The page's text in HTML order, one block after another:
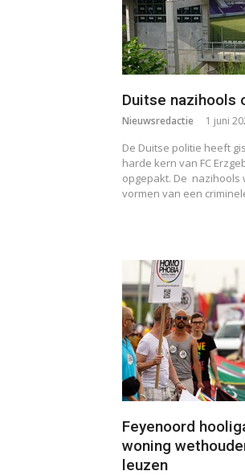
Duitse nazihools
Nieuwsredactie 1 juni
De Duitse politie heeft
harde kern van FC
opgepakt. De nazihools
vormen van een
Feyenoord
woning
leuzen